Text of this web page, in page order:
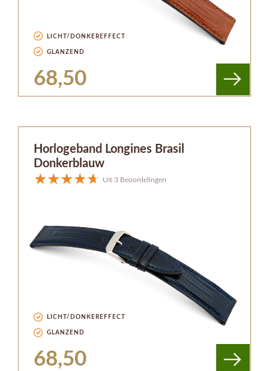
LICHT/DONKEREFFECT
GLANZEND
68,50
Horlogeband Longines Brasil
Donkerblauw
Uit 3 Beoordelingen
LICHT/DONKEREFFECT
GLANZEND
68,50